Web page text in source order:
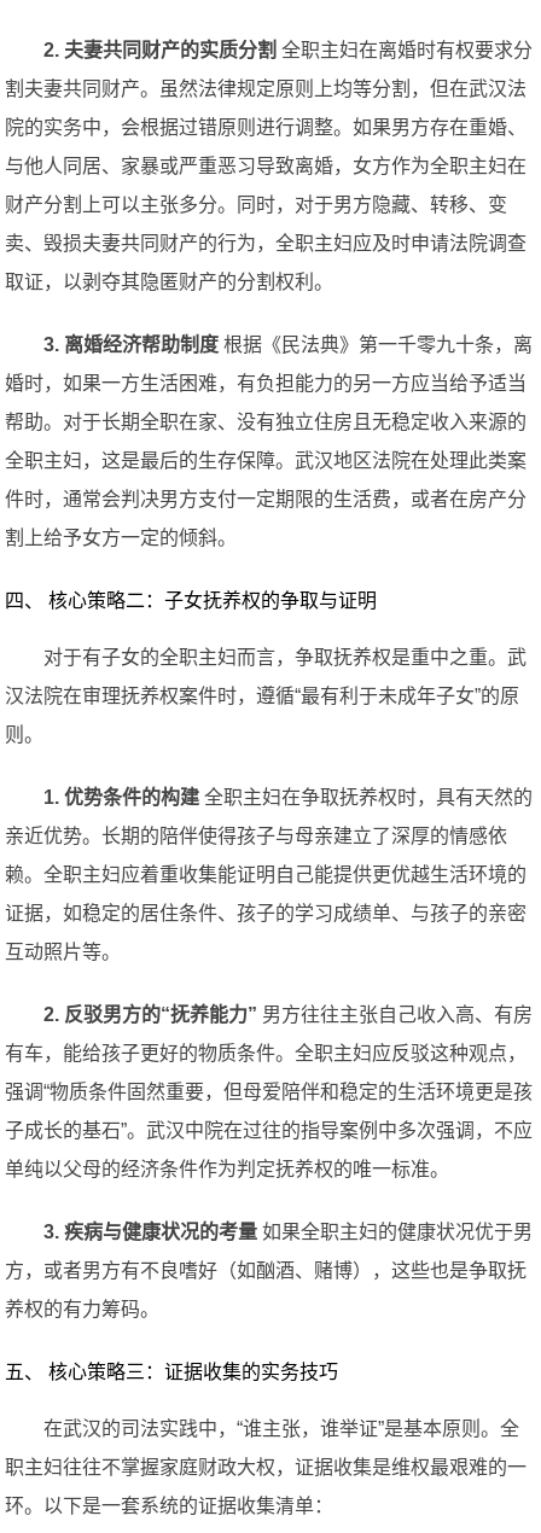
2. 夫妻共同财产的实质分割 全职主妇在离婚时有权要求分
割夫妻共同财产。虽然法律规定原则上均等分割，但在武汉法
院的实务中，会根据过错原则进行调整。如果男方存在重婚、
与他人同居、家暴或严重恶习导致离婚，女方作为全职主妇在
财产分割上可以主张多分。同时，对于男方隐藏、转移、变
卖、毁损夫妻共同财产的行为，全职主妇应及时申请法院调查
取证，以剥夺其隐匿财产的分割权利。
3. 离婚经济帮助制度 根据《民法典》第一千零九十条，离
婚时，如果一方生活困难，有负担能力的另一方应当给予适当
帮助。对于长期全职在家、没有独立住房且无稳定收入来源的
全职主妇，这是最后的生存保障。武汉地区法院在处理此类案
件时，通常会判决男方支付一定期限的生活费，或者在房产分
割上给予女方一定的倾斜。
四、 核心策略二：子女抚养权的争取与证明
对于有子女的全职主妇而言，争取抚养权是重中之重。武
汉法院在审理抚养权案件时，遵循“最有利于未成年子女”的原
则。
1. 优势条件的构建 全职主妇在争取抚养权时，具有天然的
亲近优势。长期的陪伴使得孩子与母亲建立了深厚的情感依
赖。全职主妇应着重收集能证明自己能提供更优越生活环境的
证据，如稳定的居住条件、孩子的学习成绩单、与孩子的亲密
互动照片等。
2. 反驳男方的“抚养能力” 男方往往主张自己收入高、有房
有车，能给孩子更好的物质条件。全职主妇应反驳这种观点，
强调“物质条件固然重要，但母爱陪伴和稳定的生活环境更是孩
子成长的基石”。武汉中院在过往的指导案例中多次强调，不应
单纯以父母的经济条件作为判定抚养权的唯一标准。
3. 疾病与健康状况的考量 如果全职主妇的健康状况优于男
方，或者男方有不良嗜好（如酗酒、赌博），这些也是争取抚
养权的有力筹码。
五、 核心策略三：证据收集的实务技巧
在武汉的司法实践中，“谁主张，谁举证”是基本原则。全
职主妇往往不掌握家庭财政大权，证据收集是维权最艰难的一
环。以下是一套系统的证据收集清单：